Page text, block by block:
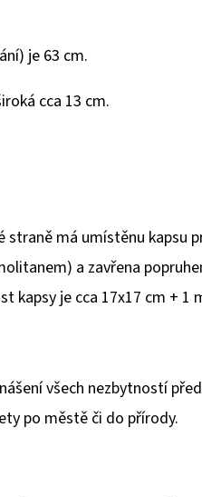
je 63 cm.
cca 13 cm.
straně má umístěnu kapsu
a zavřena
kapsy je cca 17x17 cm + 1
všech nezbytností
po městě či do přírody.